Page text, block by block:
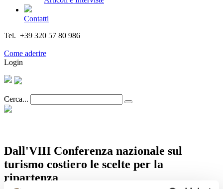
Contatti
Tel. +39 320 57 80 986
Come aderire
Login
Cerca...
Dall'VIII Conferenza nazionale sul
turismo costiero le scelte per la
ripartenza